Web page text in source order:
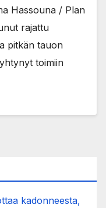
Hassouna / Plan
rajattu
pitkän tauon
toimiin
kadonneesta,